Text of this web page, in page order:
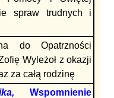
spraw trudnych i
do Opatrzności
Wyleżoł z okazji
za całą rodzinę
Wspomnienie